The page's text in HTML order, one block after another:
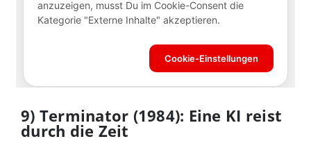
9) Terminator (1984): Eine KI reist
durch die Zeit